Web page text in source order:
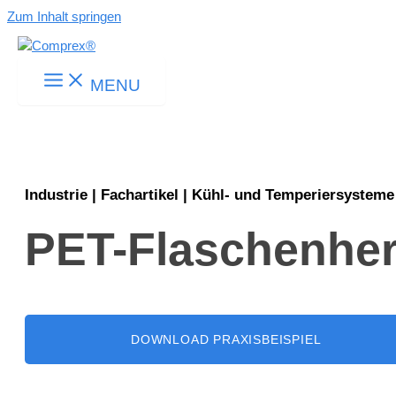
Zum Inhalt springen
MENU
Industrie | Fachartikel | Kühl- und Temperiersysteme
PET-
DOWNLOAD PRAXISBEISPIEL